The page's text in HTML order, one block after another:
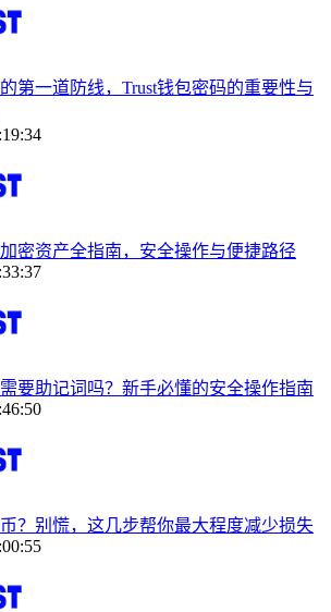
第一道防线，Trust钱包密码的重要性与
密资产全指南，安全操作与便捷路径
要助记词吗？新手必懂的安全操作指南
？别慌，这几步帮你最大程度减少损失